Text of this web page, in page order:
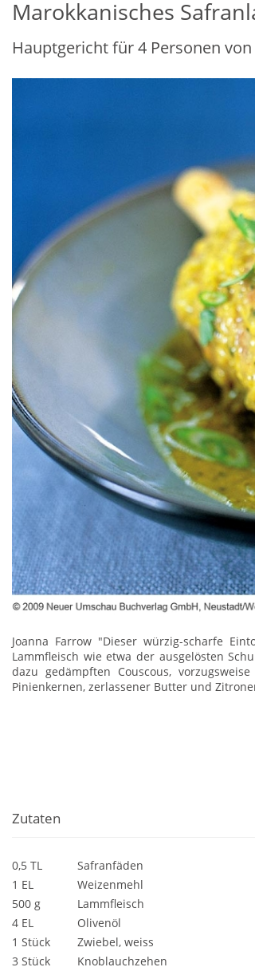
Marokkanisches
Hauptgericht für 4 Personen
Joanna Farrow "Dieser würzig-scharfe
Lammfleisch wie etwa der ausgelösten
dazu gedämpften Couscous,
Pinienkernen, zerlassener Butter und
Zutaten
0,5 TL
Safranfäden
1 EL
Weizenmehl
500 g
Lammfleisch
4 EL
Olivenöl
1 Stück
Zwiebel, weiss
3 Stück
Knoblauchzehen